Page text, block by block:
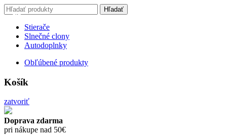
Search for: Hľadať
Stierače
Slnečné clony
Autodoplnky
Obľúbené produkty
Košík
zatvoriť
Doprava zdarma
pri nákupe nad 50€
-20%
-20%
-20%
-20%
-20%
-20%
-20%
-20%
-20%
-20%
-20%
-20%